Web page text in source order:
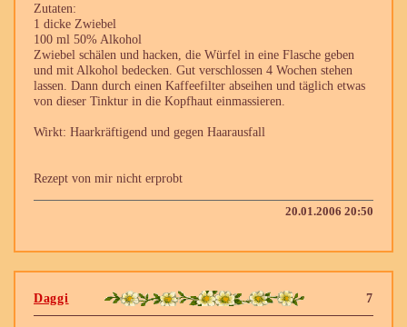
Zutaten:
1 dicke Zwiebel
100 ml 50% Alkohol
Zwiebel schälen und hacken, die Würfel in eine Flasche geben
und mit Alkohol bedecken. Gut verschlossen 4 Wochen stehen
lassen. Dann durch einen Kaffeefilter abseihen und täglich etwas
von dieser Tinktur in die Kopfhaut einmassieren.
Wirkt: Haarkräftigend und gegen Haarausfall
Rezept von mir nicht erprobt
20.01.2006 20:50
7
Daggi